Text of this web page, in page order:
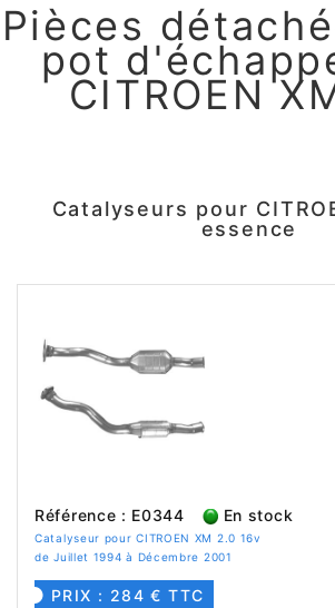
Pièces
pot
CITROEN
Catalyseurs pour
essence
Référence : E0344 En stock
Catalyseur pour CITROEN XM 2.0 16v
de Juillet 1994 à Décembre 2001
PRIX : 284 € TTC